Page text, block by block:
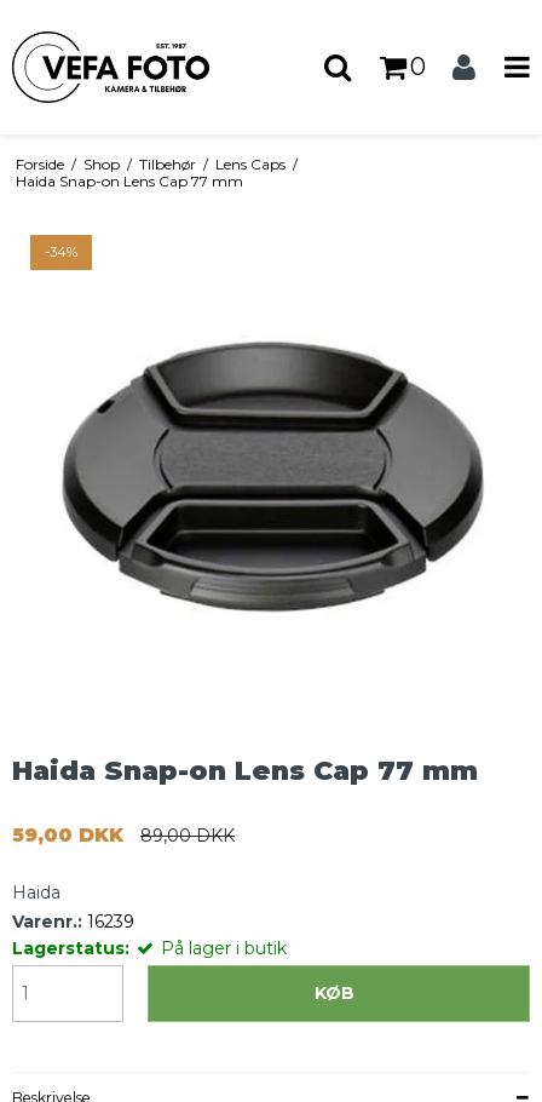
0
Forside / Shop / Tilbehør / Lens Caps /
Haida Snap-on Lens Cap 77 mm
-34%
Haida Snap-on Lens Cap 77 mm
59,00 DKK 89,00 DKK
Haida
Varenr.: 16239
Lagerstatus:
På lager i butik
KØB
Beskrivelse